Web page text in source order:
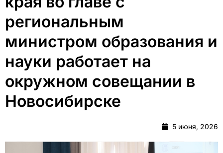
региональным
министром образования и
науки работает на
окружном совещании в
Новосибирске
5 июня, 2026